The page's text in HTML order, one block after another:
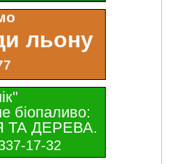
льону
біопаливо:
ДЕРЕВА.
17-32